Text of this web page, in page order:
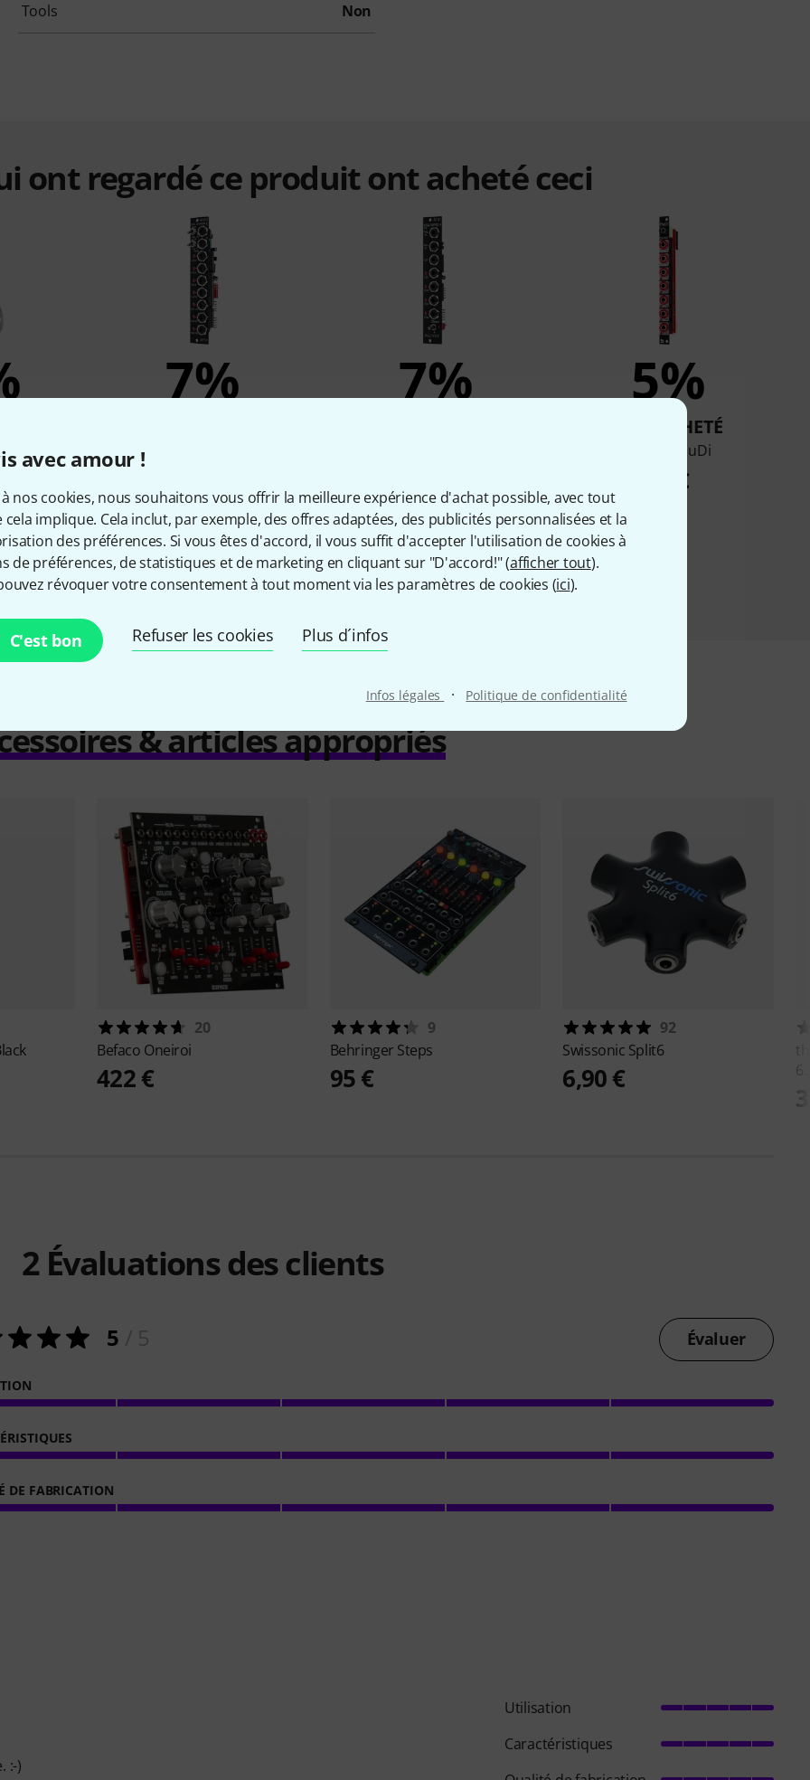
avec amour !
à nos cookies, nous souhaitons vous offrir la meilleure expérience d'achat possible, avec tout
cela implique. Cela inclut, par exemple, des offres adaptées, des publicités personnalisées et la
des préférences. Si vous êtes d'accord, il vous suffit d'accepter l'utilisation de cookies à
de préférences, de statistiques et de marketing en cliquant sur "D'accord!" (afficher tout).
révoquer votre consentement à tout moment via les paramètres de cookies (ici).
C'est bon Refuser les cookies Plus d´infos
Infos légales · Politique de confidentialité
Tools Non
ont regardé ce produit ont acheté ceci
Divider
7%
Doepfer A-160-2 Clock Divider
107 €
7% 5%
ONT ACHETÉ
Befaco MuDi
84 €
Comparer
& articles appropriés
20
Befaco Oneiroi
422 €
9
Behringer Steps
95 €
92
Swissonic Split6
6,90 €
2Évaluations des clients
5 Évaluer
DE FABRICATION
:-)
Utilisation
Caractéristiques